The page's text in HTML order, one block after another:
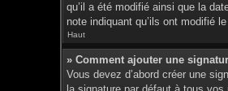
qu’il a été modifié ainsi que la
note indiquant qu’ils ont modifié
Haut
» Comment ajouter une
Vous devez d’abord créer une